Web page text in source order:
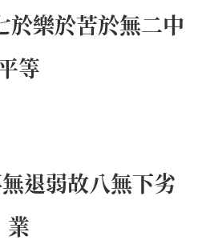
於樂於苦於無二中
等
退弱故八無下劣
業